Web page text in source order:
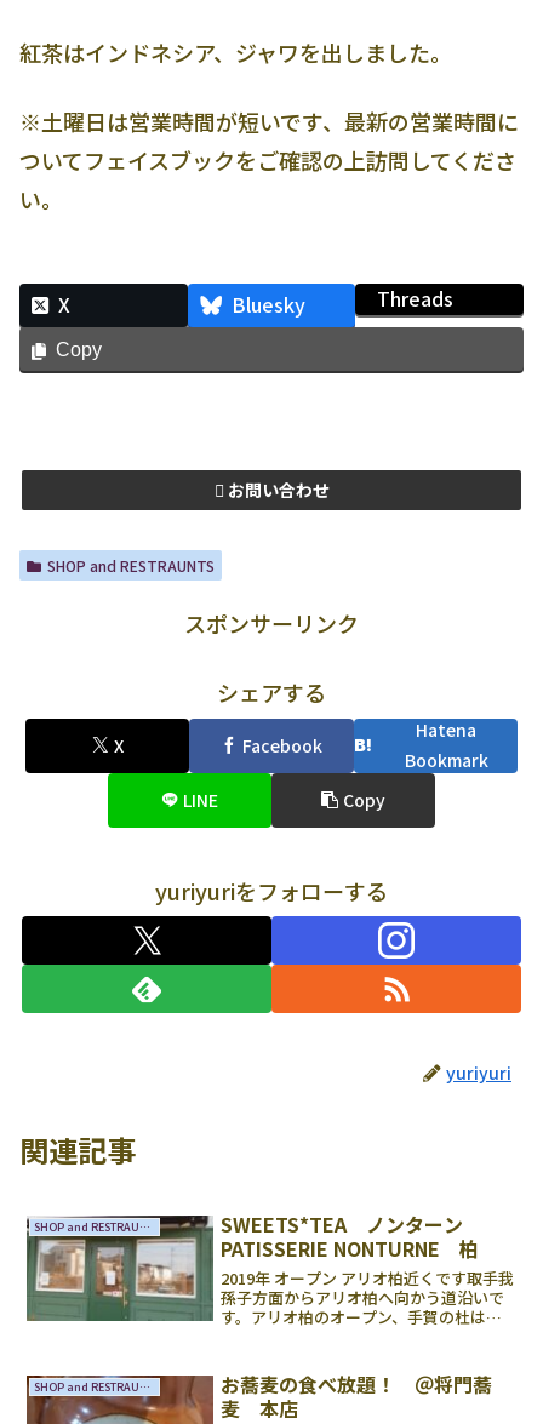
紅茶はインドネシア、ジャワを出しました。
※土曜日は営業時間が短いです、最新の営業時間に
ついてフェイスブックをご確認の上訪問してくださ
い。
X Bluesky Threads
Copy
お問い合わせ
SHOP and RESTRAUNTS
スポンサーリンク
シェアする
X Facebook
Hatena
Bookmark
LINE
Copy
yuriyuriをフォローする
yuriyuri
関連記事
SHOP and RESTRAUNTS
SWEETS*TEA ノンターン
PATISSERIE NONTURNE 柏
2019年 オープン アリオ柏近くです取手我
孫子方面からアリオ柏へ向かう道沿いで
す。アリオ柏のオープン、手賀の杜は周
お店も増えてきています。新しく人が集
まってくる地域は...
SHOP and RESTRAUNTS
お蕎麦の食べ放題！ ＠将門蕎
麦 本店